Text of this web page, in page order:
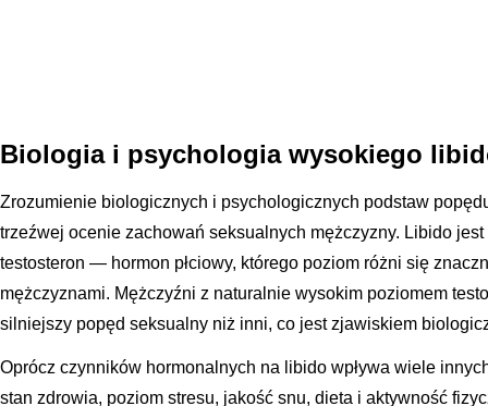
Biologia i psychologia wysokiego
Zrozumienie biologicznych i psychologicznych podstaw
trzeźwej ocenie zachowań seksualnych mężczyzny. Libido
testosteron — hormon płciowy, którego poziom różni się
mężczyznami. Mężczyźni z naturalnie wysokim poziomem
silniejszy popęd seksualny niż inni, co jest zjawiskiem
Oprócz czynników hormonalnych na libido wpływa wiele
stan zdrowia, poziom stresu, jakość snu, dieta i aktywność